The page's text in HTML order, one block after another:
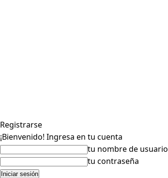
Registrarse
¡Bienvenido! Ingresa en tu cuenta
tu nombre de usuario
tu contraseña